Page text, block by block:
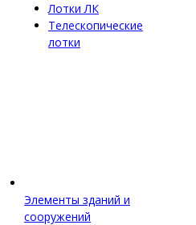
Лотки ЛК
Телескопические
лотки
Элементы зданий и
сооружений